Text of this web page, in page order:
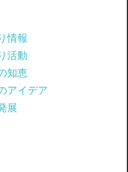
情報
活動
知恵
アイデア
展